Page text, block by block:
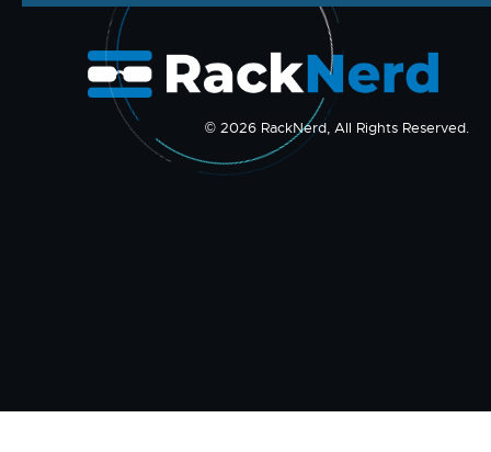
© 2026 RackNerd, All Rights Reserved.